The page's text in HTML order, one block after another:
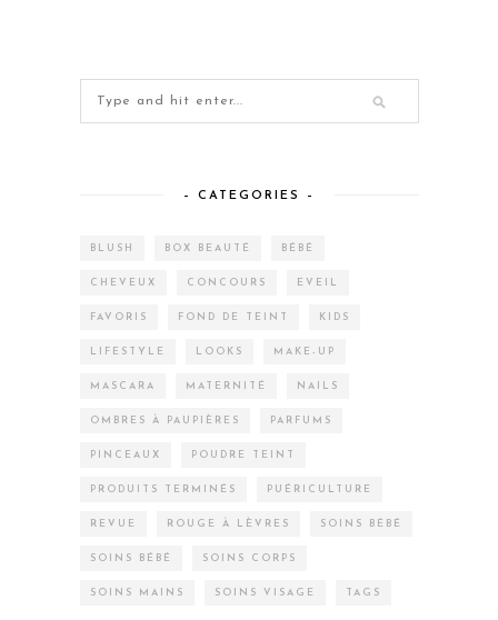
– CATEGORIES –
BLUSH BOX BEAUTÉ BÉBÉ
CHEVEUX CONCOURS EVEIL
FAVORIS FOND DE TEINT KIDS
LIFESTYLE LOOKS MAKE-UP
MASCARA MATERNITÉ NAILS
OMBRES À PAUPIÈRES PARFUMS
PINCEAUX POUDRE TEINT
PRODUITS TERMINÉS PUÉRICULTURE
REVUE ROUGE À LÈVRES SOINS BÉBÉ
SOINS BÉBÉ SOINS CORPS
SOINS MAINS SOINS VISAGE TAGS